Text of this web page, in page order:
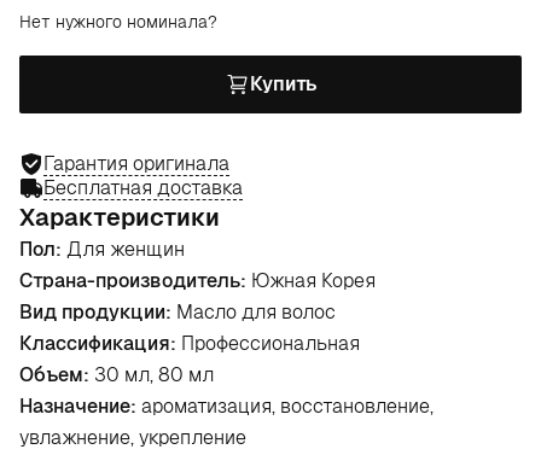
Нет нужного номинала?
Купить
Гарантия оригинала
Бесплатная доставка
Характеристики
Пол: Для женщин
Страна-производитель: Южная Корея
Вид продукции: Масло для волос
Классификация: Профессиональная
Объем: 30 мл, 80 мл
Назначение: ароматизация, восстановление,
увлажнение, укрепление